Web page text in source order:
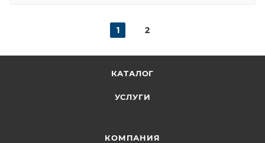
1 2
КАТАЛОГ
УСЛУГИ
КОМПАНИЯ